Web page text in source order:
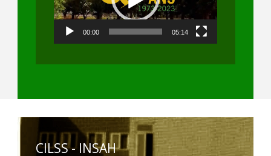
00:00 05:14
CILSS - INSAH